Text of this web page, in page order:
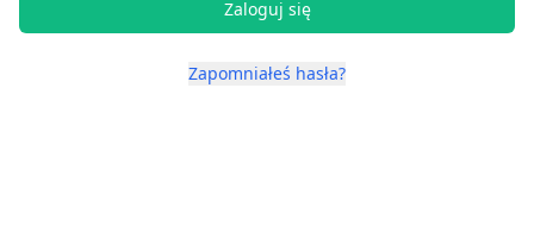
Zaloguj się
Zapomniałeś hasła?